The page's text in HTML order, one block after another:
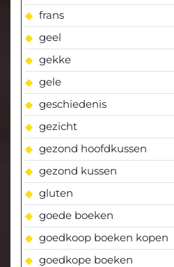
frans
geel
gekke
gele
geschiedenis
gezicht
gezond hoofdkussen
gezond kussen
gluten
goede boeken
goedkoop boeken kopen
goedkope boeken